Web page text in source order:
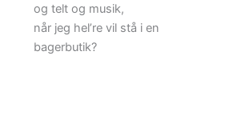
og telt og musik,
når jeg hel’re vil stå i en
bagerbutik?